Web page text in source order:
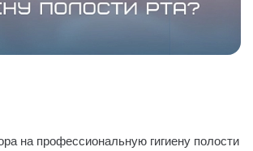
на профессиональную гигиену полости